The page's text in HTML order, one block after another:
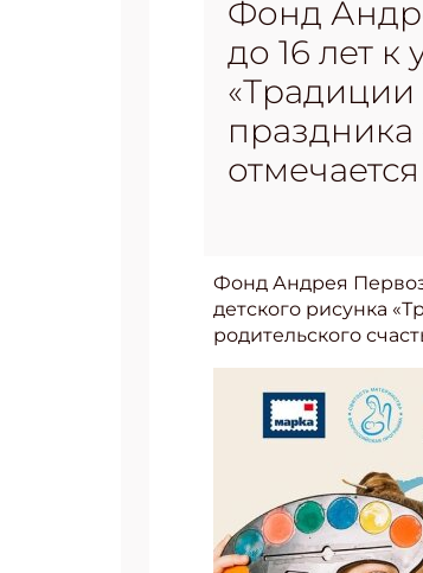
Фонд
до 16 лет
праздника
Фонд Андрея
детского рисунка
родительского